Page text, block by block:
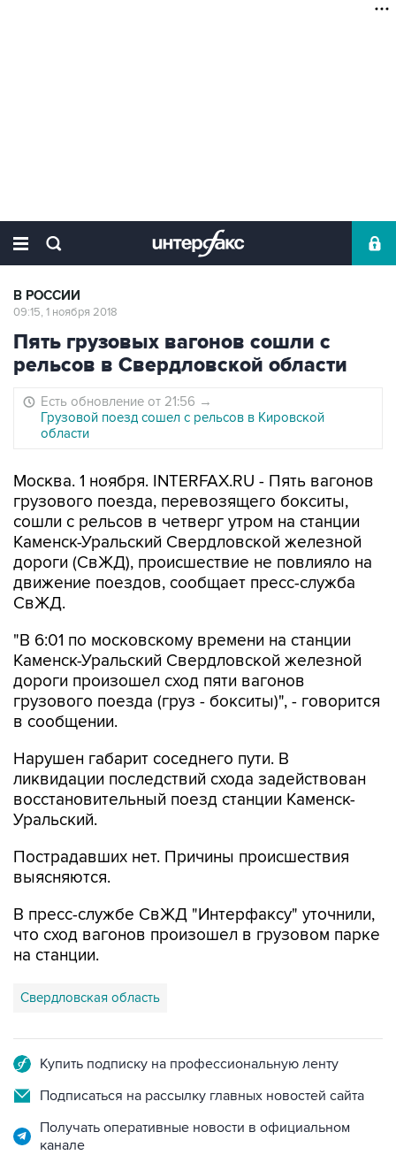
В РОССИИ
09:15, 1 ноября 2018
Пять грузовых вагонов сошли с
рельсов в Свердловской области
Есть обновление от 21:56 →
Грузовой поезд сошел с рельсов в Кировской
области
Москва. 1 ноября. INTERFAX.RU - Пять вагонов
грузового поезда, перевозящего бокситы,
сошли с рельсов в четверг утром на станции
Каменск-Уральский Свердловской железной
дороги (СвЖД), происшествие не повлияло на
движение поездов, сообщает пресс-служба
СвЖД.
"В 6:01 по московскому времени на станции
Каменск-Уральский Свердловской железной
дороги произошел сход пяти вагонов
грузового поезда (груз - бокситы)", - говорится
в сообщении.
Нарушен габарит соседнего пути. В
ликвидации последствий схода задействован
восстановительный поезд станции Каменск-
Уральский.
Пострадавших нет. Причины происшествия
выясняются.
В пресс-службе СвЖД "Интерфаксу" уточнили,
что сход вагонов произошел в грузовом парке
на станции.
Свердловская область
Купить подписку на профессиональную ленту
Подписаться на рассылку главных новостей сайта
Получать оперативные новости в официальном
канале